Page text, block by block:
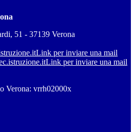
51 - 37139 Verona
Link per inviare una mail
Link per inviare una mail
Verona: vrrh02000x